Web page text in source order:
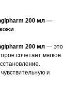
200 мл —
200 мл — это
сочетает мягкое
и